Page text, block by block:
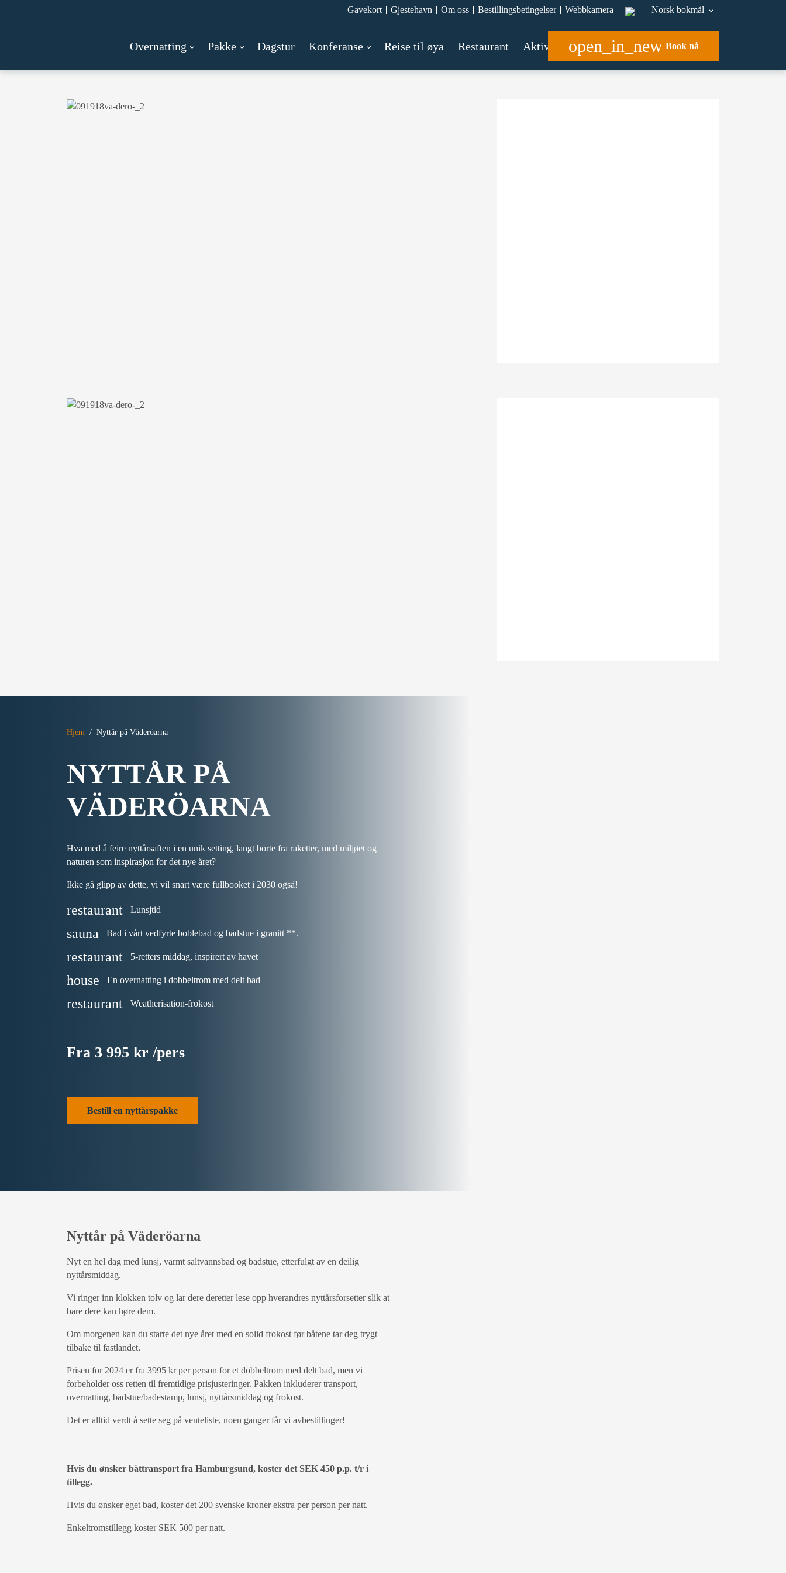
Gavekort Gjestehavn Om oss Bestillingsbetingelser Webbkamera Norsk bokmål
Overnatting Pakke Dagstur Konferanse Reise til øya Restaurant Aktiviteteropen_in_new Book nå
Hjem Nyttår på Väderöarna
NYTTÅR PÅ
VÄDERÖARNA
Hva med å feire nyttårsaften i en unik setting, langt borte fra raketter, med miljøet og
naturen som inspirasjon for det nye året?
Ikke gå glipp av dette, vi vil snart være fullbooket i 2030 også!
restaurant Lunsjtid
sauna Bad i vårt vedfyrte boblebad og badstue i granitt **.
restaurant 5-retters middag, inspirert av havet
house En overnatting i dobbeltrom med delt bad
restaurant Weatherisation-frokost
Fra 3 995 kr /pers
Bestill en nyttårspakke
Nyttår på Väderöarna
Nyt en hel dag med lunsj, varmt saltvannsbad og badstue, etterfulgt av en deilig
nyttårsmiddag.
Vi ringer inn klokken tolv og lar dere deretter lese opp hverandres nyttårsforsetter slik at
bare dere kan høre dem.
Om morgenen kan du starte det nye året med en solid frokost før båtene tar deg trygt
tilbake til fastlandet.
Prisen for 2024 er fra 3995 kr per person for et dobbeltrom med delt bad, men vi
forbeholder oss retten til fremtidige prisjusteringer. Pakken inkluderer transport,
overnatting, badstue/badestamp, lunsj, nyttårsmiddag og frokost.
Det er alltid verdt å sette seg på venteliste, noen ganger får vi avbestillinger!
Hvis du ønsker båttransport fra Hamburgsund, koster det SEK 450 p.p. t/r i
tillegg.
Hvis du ønsker eget bad, koster det 200 svenske kroner ekstra per person per natt.
Enkeltromstillegg koster SEK 500 per natt.